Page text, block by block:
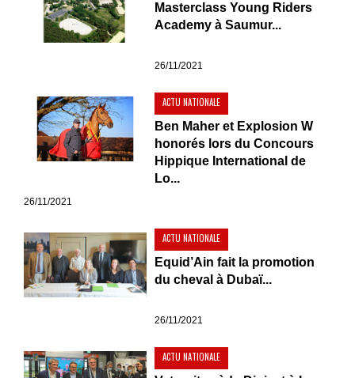
Masterclass Young Riders
Academy à Saumur...
26/11/2021
ACTU NATIONALE
Ben Maher et Explosion W
honorés lors du Concours
Hippique International de
Lo...
26/11/2021
ACTU NATIONALE
Equid’Ain fait la promotion
du cheval à Dubaï...
26/11/2021
ACTU NATIONALE